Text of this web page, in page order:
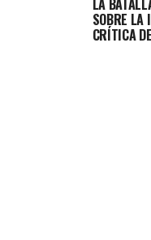
SOBRE LA
CRÍTICA